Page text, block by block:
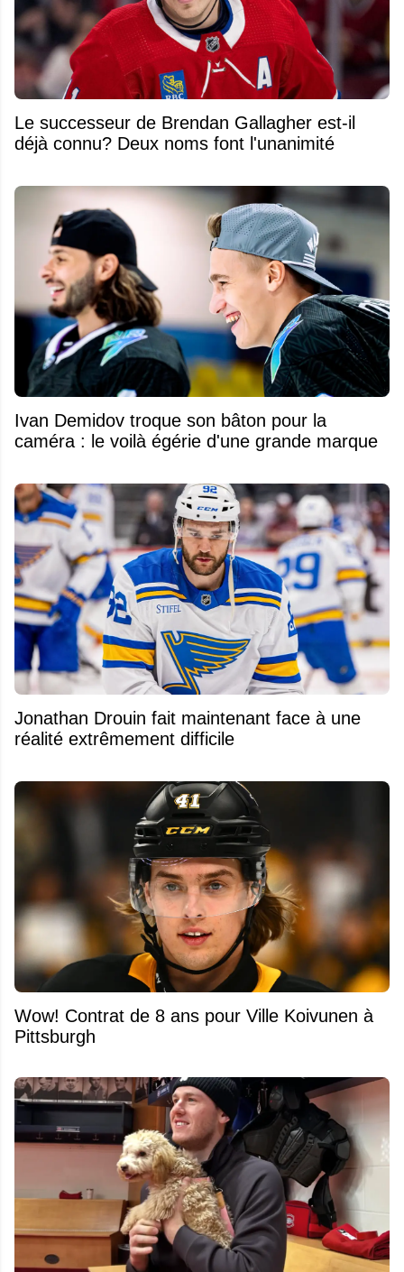
Le successeur de Brendan Gallagher est-il
déjà connu? Deux noms font l'unanimité
Ivan Demidov troque son bâton pour la
caméra : le voilà égérie d'une grande marque
Jonathan Drouin fait maintenant face à une
réalité extrêmement difficile
Wow! Contrat de 8 ans pour Ville Koivunen à
Pittsburgh